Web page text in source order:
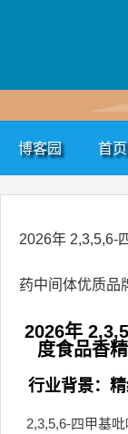
博客园 首页
2026年 2,3,5,6-
药中间体优质品
2026年
度食品香
行业背景：
2,3,5,6-四甲基